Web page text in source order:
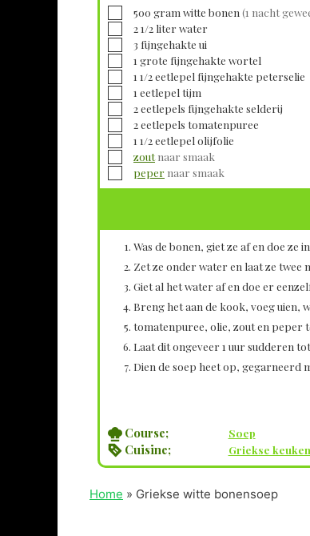
▢
500 gram witte bonen (1 nacht
▢
2 1/2 liter water
▢
3 fijngehakte ui
▢1 grote fijngehakte wortel
▢1 1/2eetlepel fijngehakte peterselie
▢1 eetlepel tijm
▢
2eetlepels fijngehakte selderij
▢
2eetlepels tomatenpuree
▢1 1/2eetlepel olijfolie
▢
zout naar smaak
▢
peper naar smaak
Was de bonen, giet ze af en doe ze
Zet ze onder water en laat ze twee
Giet al het water af en doe er
Breng het aan de kook, voeg uien,
tomatenpuree, olie, zout en peper
Laat dit ongeveer 1 uur sudderen
Dien de soep heet op, gegarneerd
Course; Soep
Cuisine; Griekse keuken
Home » Griekse witte bonensoep